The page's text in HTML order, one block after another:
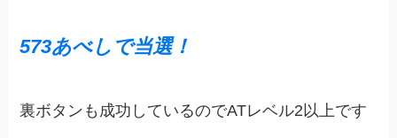
573あべしで当選！
裏ボタンも成功しているのでATレベル2以上です